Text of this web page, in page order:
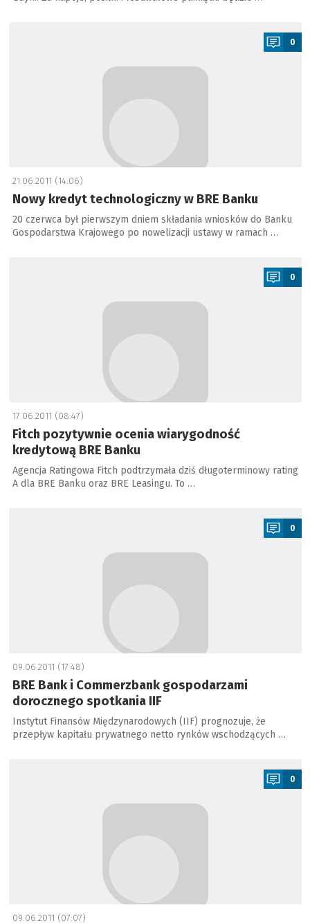
0
21.06.2011 (14:06)
Nowy kredyt technologiczny w BRE Banku
20 czerwca był pierwszym dniem składania wniosków do Banku
Gospodarstwa Krajowego po nowelizacji ustawy w ramach …
0
17.06.2011 (08:47)
Fitch pozytywnie ocenia wiarygodność
kredytową BRE Banku
Agencja Ratingowa Fitch podtrzymała dziś długoterminowy rating
A dla BRE Banku oraz BRE Leasingu. To …
0
09.06.2011 (17:48)
BRE Bank i Commerzbank gospodarzami
dorocznego spotkania IIF
Instytut Finansów Międzynarodowych (IIF) prognozuje, że
przepływ kapitału prywatnego netto rynków wschodzących …
0
09.06.2011 (07:07)